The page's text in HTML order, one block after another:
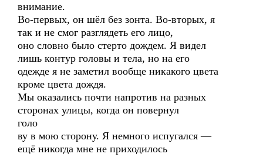
внимание.
Во-первых, он шёл без зонта. Во-вторых, я
так и не смог разглядеть его лицо,
оно словно было стерто дождем. Я видел
лишь контур головы и тела, но на его
одежде я не заметил вообще никакого цвета
кроме цвета дождя.
Мы оказались почти напротив на разных
сторонах улицы, когда он повернул
голо
ву в мою сторону. Я немного испугался —
ещё никогда мне не приходилось